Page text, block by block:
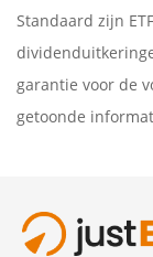
Standaard zijn
garantie voor de
getoonde